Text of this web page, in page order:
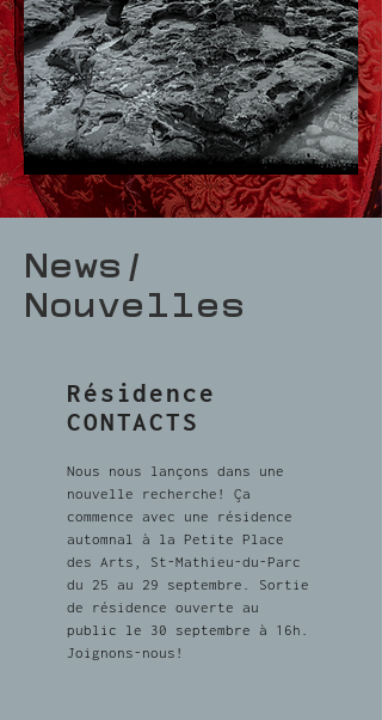
News/
Nouvelles
Résidence
CONTACTS
Nous nous lançons dans une
nouvelle recherche! Ça
commence avec une résidence
automnal à la Petite Place
des Arts, St-Mathieu-du-Parc
du 25 au 29 septembre. Sortie
de résidence ouverte au
public le 30 septembre à 16h.
Joignons-nous !